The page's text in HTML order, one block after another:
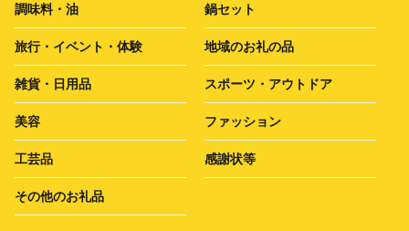
調味料・油 鍋セット
旅行・イベント・体験 地域のお礼の品
雑貨・日用品 スポーツ・アウトドア
美容 ファッション
工芸品 感謝状等
その他のお礼品